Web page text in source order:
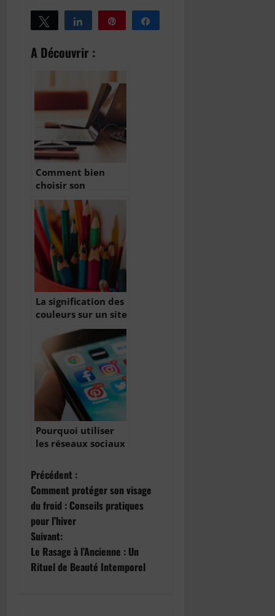
Tweetez Partagez Épingle
A Découvrir :
Comment bien
choisir son
ordinateur ?
La signification des
couleurs sur un site
Pourquoi utiliser
les réseaux sociaux
N
a
v
i
Précédent :
Comment protéger son visage
du froid : Conseils pratiques
pour l’hiver
Suivant:
Le Rasage à l’Ancienne : Un
Rituel de Beauté Intemporel